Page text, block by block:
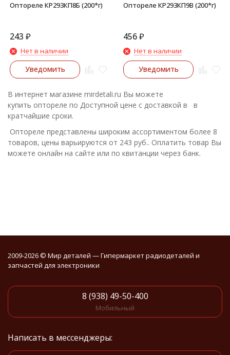
Оптореле КР293КП8Б (200*г)
243 ₽
Нет в наличии
Уведомить
Оптореле КР293КП9В (200*г)
456₽
Нет в наличии
Уведомить
В интернет магазине mirdetali.ru Вы можете
купить оптореле по Доступной цене с доставкой в в
кратчайшие сроки.
Оптореле представлены широким ассортиментом более 8
товаров, цены варьируются от 243 руб.. Оплатить товар Вы
можете онлайн на сайте или по квитанции через банк.
2009-2026 © Мир деталей — Гипермаркет радиодеталей и
запчастей для электроники
8 (938) 49-50-400
Мобильный
Написать в мессенджеры: